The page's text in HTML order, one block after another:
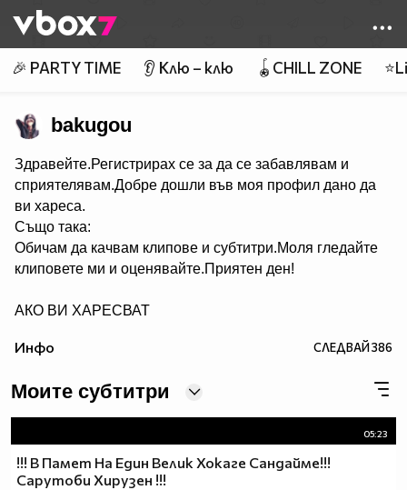
👾
🎉 PARTY TIME 👂 Клю – клю 🪀CHILL ZONE
bakugou
Здравейте.Регистрирах се за да се забавлявам и
сприятелявам.Добре дошли във моя профил дано да
ви хареса.
Също така:
Обичам да качвам клипове и субтитри.Моля гледайте
клиповете ми и оценявайте.Приятен ден!
АКО ВИ ХАРЕСВАТ
МЕН.
АКО ИМА НЕЩО КОЕТО НЕ РАЗБИРАТЕ В САЙТА
ИЛИ НЕ ЗНАЕТЕ МОЖЕТЕ ДА МЕ ПИТАТЕ МЕН
РАЗБИРА СЕ АКО ЗНАМ КАКЪВ Е ВЪПРОСА И ДАЛИ
ЩЕ МОГА ДА МУ ОТГОВОРЯ ПИТАЙТЕ.
Инфо СЛЕДВАЙ386
Моите субтитри
05:23
!!! В Памет На Един Велик Хокаге Сандайме!!!
Сарутоби Хирузен !!!